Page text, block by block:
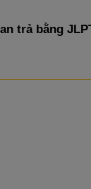
trả bằng